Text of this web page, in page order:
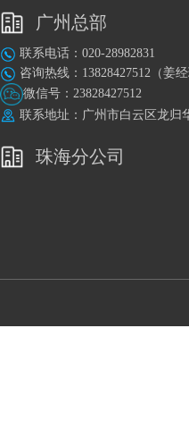
广州总部
联系电话：020-28982831
咨询热线：13828427512（姜经
微信号：23828427512
联系地址：广州市白云区龙归
珠海分公司